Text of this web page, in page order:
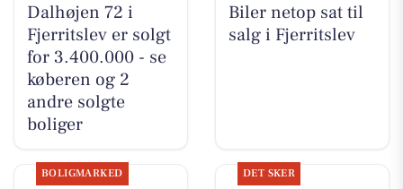
Dalhøjen 72 i
Fjerritslev er solgt
for 3.400.000 - se
køberen og 2
andre solgte
boliger
Biler netop sat til
salg i Fjerritslev
BOLIGMARKED DET SKER